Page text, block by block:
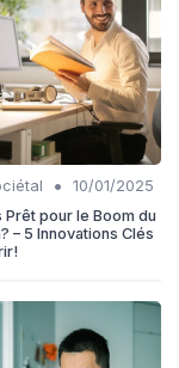
•
10/01/2025
Prêt pour le Boom du
– 5 Innovations Clés